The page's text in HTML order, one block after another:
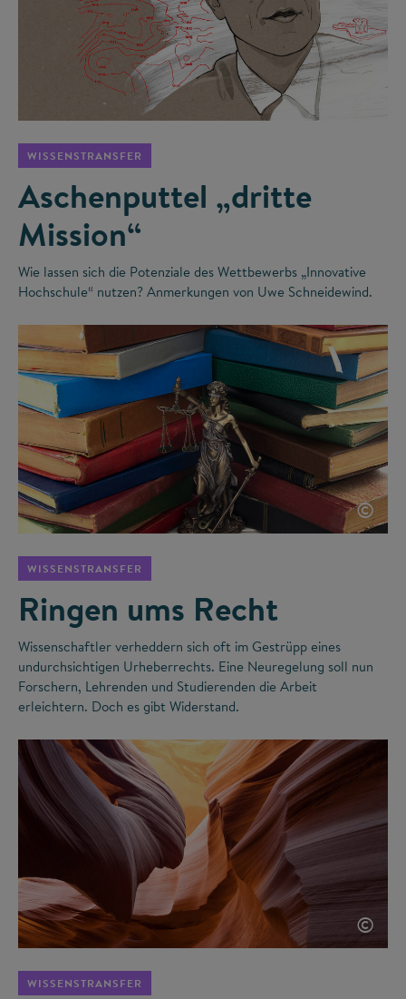
WISSENSTRANSFER
Aschenputtel „dritte
Mission“
Wie lassen sich die Potenziale des Wettbewerbs „Innovative
Hochschule“ nutzen? Anmerkungen von Uwe Schneidewind.
©
WISSENSTRANSFER
Ringen ums Recht
Wissenschaftler verheddern sich oft im Gestrüpp eines
undurchsichtigen Urheberrechts. Eine Neuregelung soll nun
Forschern, Lehrenden und Studierenden die Arbeit
erleichtern. Doch es gibt Widerstand.
©
WISSENSTRANSFER